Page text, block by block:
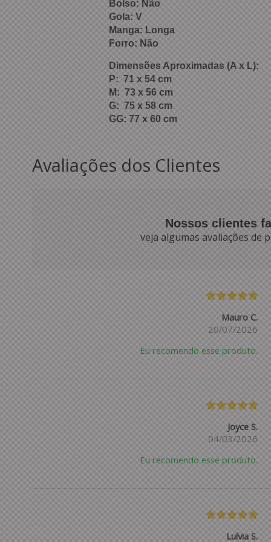
Bolso: Não
Gola: V
Manga: Longa
Forro: Não
Dimensões Aproximadas (A x L):
P: 71 x 54 cm
M: 73 x 56 cm
G: 75 x 58 cm
GG: 77 x 60 cm
Avaliações dos Clientes
Nossos clientes
veja algumas avaliações de
Mauro C.
20/07/2026
Eu recomendo esse produto.
Joyce S.
04/03/2026
Eu recomendo esse produto.
Luívia S.